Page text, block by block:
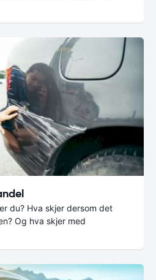
du? Hva skjer dersom det
Og hva skjer med